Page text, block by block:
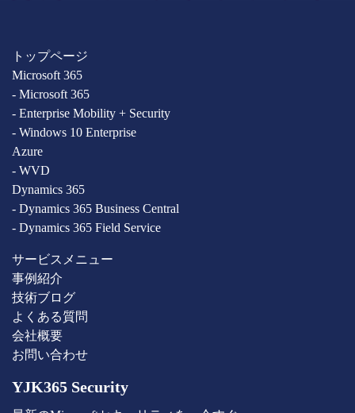
トップページ
Microsoft 365
- Microsoft 365
- Enterprise Mobility + Security
- Windows 10 Enterprise
Azure
- WVD
Dynamics 365
- Dynamics 365 Business Central
- Dynamics 365 Field Service
サービスメニュー
事例紹介
技術ブログ
よくある質問
会社概要
お問い合わせ
YJK365 Security